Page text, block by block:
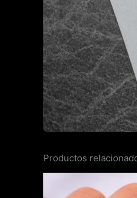
Productos